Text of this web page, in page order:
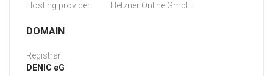
Hosting provider: Hetzner Online GmbH
DOMAIN
Registrar:
DENIC eG